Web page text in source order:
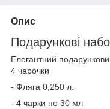
Опис
Подарункові
Елегантний
4 чарочки
- Фляга 0,250 л.
- 4 чарки по 30 мл